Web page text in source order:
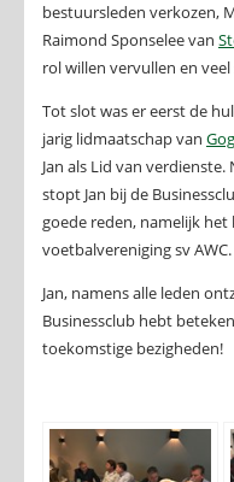
bestuursleden verkozen,
Raimond Sponselee van
rol willen vervullen en
Tot slot was er eerst de
jarig lidmaatschap van
Jan als Lid van
stopt Jan bij de
goede reden, namelijk
voetbalvereniging sv AWC.
Jan, namens alle leden
Businessclub hebt
toekomstige bezigheden!